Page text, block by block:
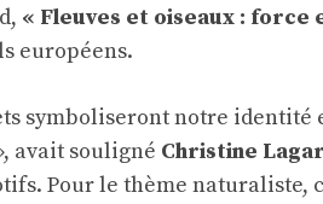
« Fleuves et oiseaux : force
européens.
symboliseront notre
avait souligné Christine
Pour le thème naturaliste,